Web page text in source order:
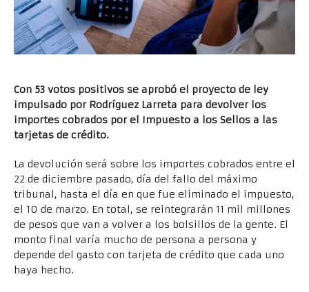
Con 53 votos positivos se aprobó el proyecto de ley
impulsado por Rodríguez Larreta para devolver los
importes cobrados por el Impuesto a los Sellos a las
tarjetas de crédito.
La devolución será sobre los importes cobrados entre el
22 de diciembre pasado, día del fallo del máximo
tribunal, hasta el día en que fue eliminado el impuesto,
el 10 de marzo. En total, se reintegrarán 11 mil millones
de pesos que van a volver a los bolsillos de la gente. El
monto final varía mucho de persona a persona y
depende del gasto con tarjeta de crédito que cada uno
haya hecho.